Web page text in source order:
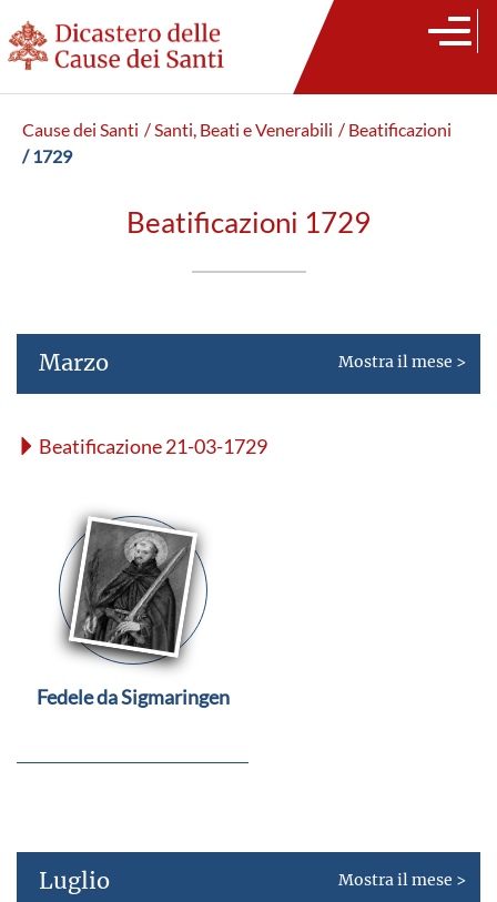
Cause dei Santi / Santi, Beati e Venerabili / Beatificazioni
/ 1729
Beatificazioni 1729
Marzo Mostra il mese >
Beatificazione 21-03-1729
Fedele da Sigmaringen
Luglio Mostra il mese >